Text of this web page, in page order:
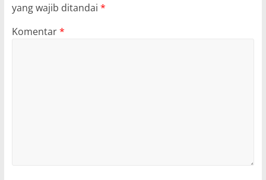
yang wajib ditandai *
Komentar*